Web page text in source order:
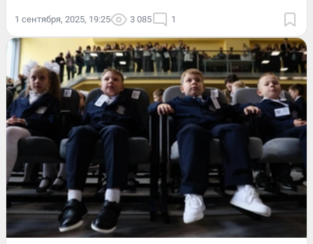
1 сентября, 2025, 19:25 3 085 1